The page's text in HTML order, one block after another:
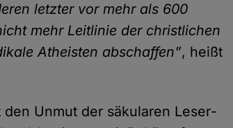
letzter vor mehr als 600
mehr Leit­linie der christlichen
Atheisten abschaffen”, heißt
den Unmut der säkularen Leser­